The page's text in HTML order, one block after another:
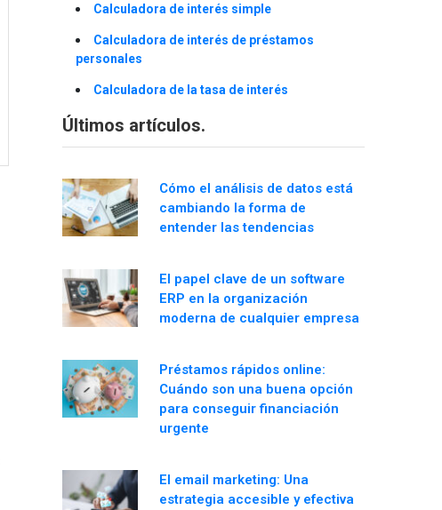
Calculadora de interés simple
Calculadora de interés de préstamos
personales
Calculadora de la tasa de interés
Últimos artículos.
Cómo el análisis de datos está
cambiando la forma de
entender las tendencias
El papel clave de un software
ERP en la organización
moderna de cualquier empresa
Préstamos rápidos online:
Cuándo son una buena opción
para conseguir financiación
urgente
El email marketing: Una
estrategia accesible y efectiva